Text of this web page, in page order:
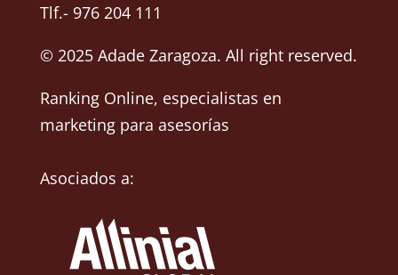
Tlf.- 976 204 111
© 2025 Adade Zaragoza. All right reserved.
Ranking Online, especialistas en
marketing para asesorías
Asociados a: